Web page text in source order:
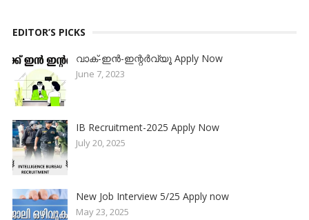
EDITOR’S PICKS
വാക്-ഇൻ-ഇന്റർവ്യൂ Apply Now
June 7, 2023
IB Recruitment-2025 Apply Now
July 20, 2025
New Job Interview 5/25 Apply now
May 23, 2025